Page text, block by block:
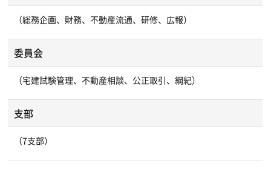
（総務企画、財務、不動産流通、研修、広報）
委員会
（宅建試験管理、不動産相談、公正取引、綱紀）
支部
（7支部）